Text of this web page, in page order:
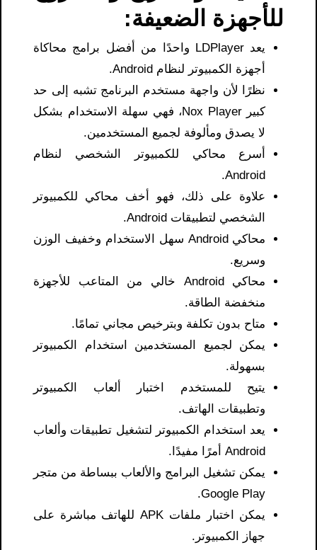
للأجهزة الضعيفة:
يعد LDPlayer واحدًا من أفضل برامج محاكاة
أجهزة الكمبيوتر لنظام Android.
نظرًا لأن واجهة مستخدم البرنامج تشبه إلى حد
كبير Nox Player، فهي سهلة الاستخدام بشكل
لا يصدق ومألوفة لجميع المستخدمين.
أسرع محاكي للكمبيوتر الشخصي لنظام
Android.
علاوة على ذلك، فهو أخف محاكي للكمبيوتر
الشخصي لتطبيقات Android.
محاكي Android سهل الاستخدام وخفيف الوزن
وسريع.
محاكي Android خالي من المتاعب للأجهزة
منخفضة الطاقة.
متاح بدون تكلفة وبترخيص مجاني تمامًا.
يمكن لجميع المستخدمين استخدام الكمبيوتر
بسهولة.
يتيح للمستخدم اختبار ألعاب الكمبيوتر
وتطبيقات الهاتف.
يعد استخدام الكمبيوتر لتشغيل تطبيقات وألعاب
Android أمرًا مفيدًا.
يمكن تشغيل البرامج والألعاب ببساطة من متجر
Google Play.
يمكن اختبار ملفات APK للهاتف مباشرة على
جهاز الكمبيوتر.